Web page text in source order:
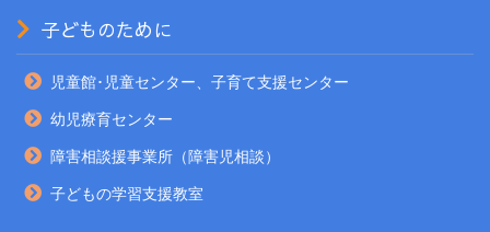
子どものために
児童館･児童センター、子育て支援センター
幼児療育センター
障害相談援事業所（障害児相談）
子どもの学習支援教室